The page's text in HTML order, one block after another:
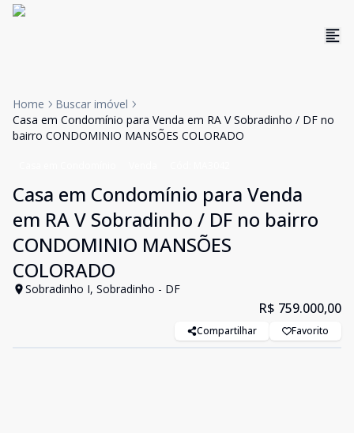
Home
Buscar imóvel
Casa em Condomínio para Venda em RA V Sobradinho / DF no
bairro CONDOMINIO MANSÕES COLORADO
Casa em Condomínio para Venda
em RA V Sobradinho / DF no bairro
CONDOMINIO MANSÕES
COLORADO
Sobradinho I, Sobradinho - DF
R$ 759.000,00
Compartilhar Favorito